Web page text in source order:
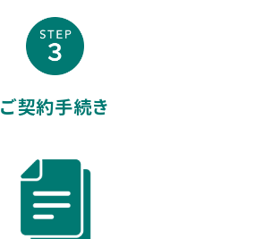
ご契約手続き